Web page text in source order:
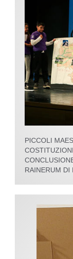
PICCOLI
RAINERUM DI